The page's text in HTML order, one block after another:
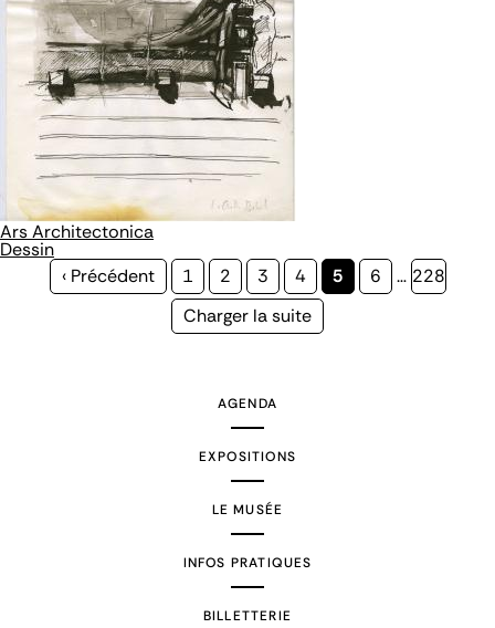
Ars Architectonica
Dessin
Page
‹ Précédent Page
1 Page
2 Page
3 Page
4
Page
5 Page
6 … Page
228
Page
Charger la suite
AGENDA
EXPOSITIONS
LE MUSÉE
INFOS PRATIQUES
BILLETTERIE